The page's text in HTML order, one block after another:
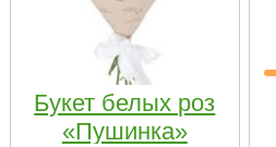
Букет белых роз
«Пушинка»